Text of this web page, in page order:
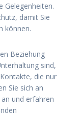
Gelegenheiten.
damit Sie
können.
Beziehung
sind,
die nur
Sie sich an
und erfahren